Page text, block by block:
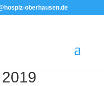
oberhausen.de